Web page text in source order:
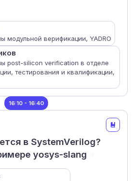
модульной верификации, YADRO
post-silicon verification в отделе
тестирования и квалификации,
16:10 - 16:40
в SystemVerilog?
yosys-slang